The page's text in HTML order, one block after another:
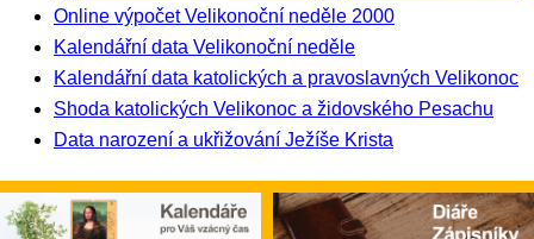
Online výpočet Velikonoční neděle 2000
Kalendářní data Velikonoční neděle
Kalendářní data katolických a pravoslavných Velikonoc
Shoda katolických Velikonoc a židovského Pesachu
Data narození a ukřižování Ježíše Krista